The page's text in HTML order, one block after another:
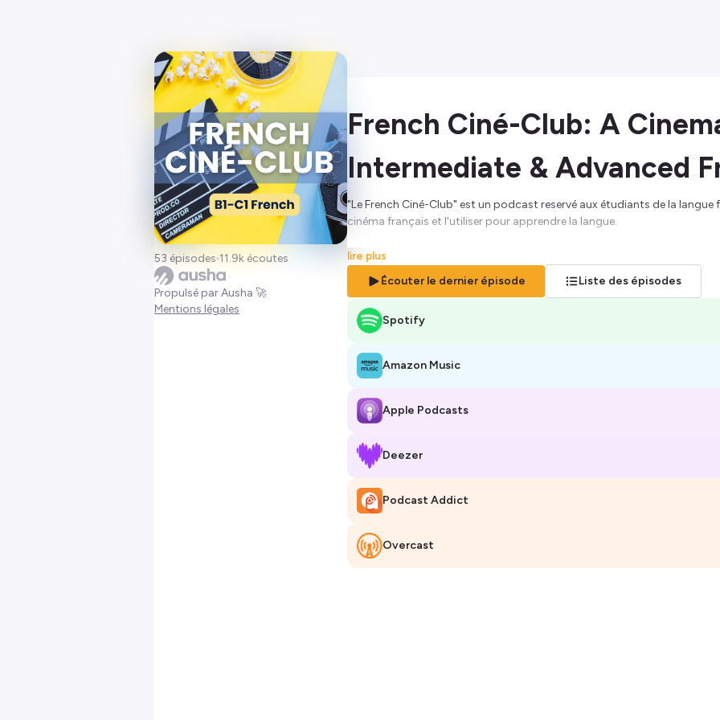
53 épisodes 11.9k écoutes
Propulsé par Ausha 🚀
Mentions légales
French Ciné-Club: A
Intermediate & Advanced
"Le French Ciné-Club" est un podcast reservé aux étudiants de la
cinéma français et l'utiliser pour apprendre la langue.
Hébergé par Ausha. Visitez
lire plus
Écouter le dernier épisode Liste des épisodes
Spotify
Amazon Music
Apple Podcasts
Deezer
Podcast Addict
Overcast